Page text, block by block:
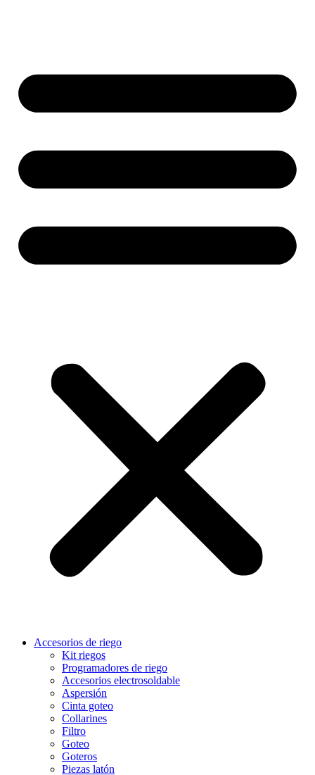
Accesorios de riego
Kit riegos
Programadores de riego
Accesorios electrosoldable
Aspersión
Cinta goteo
Collarines
Filtro
Goteo
Goteros
Piezas latón